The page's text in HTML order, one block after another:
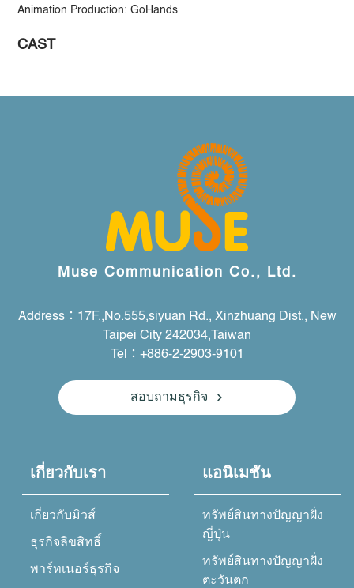
Animation Production: GoHands
CAST
Muse Communication Co., Ltd.
Address：17F.,No.555,siyuan Rd., Xinzhuang Dist., New
Taipei City 242034,Taiwan
Tel：+886-2-2903-9101
สอบถามธุรกิจ
เกี่ยวกับเรา
เกี่ยวกับมิวส์
ธุรกิจลิขสิทธิ์
พาร์ทเนอร์ธุรกิจ
แอนิเมชัน
ทรัพย์สินทางปัญญาฝั่ง
ญี่ปุ่น
ทรัพย์สินทางปัญญาฝั่ง
ตะวันตก